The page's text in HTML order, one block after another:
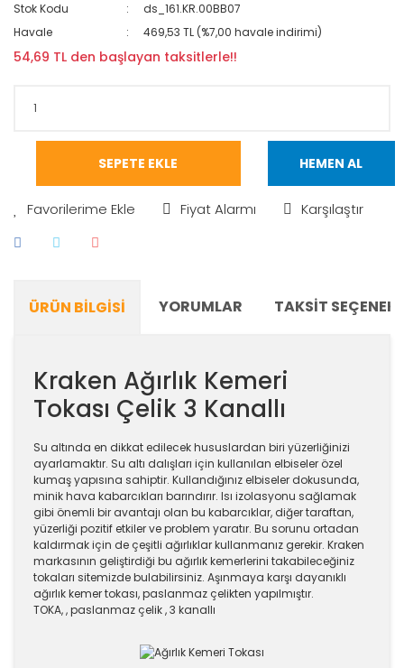
Stok Kodu
ds_161.KR.00BB07
Havale
469,53 TL (%7,00 havale indirimi)
54,69 TL den başlayan taksitlerle!!
SEPETE EKLE HEMEN AL
Fiyat Alarmı Karşılaştır
ÜRÜN BILGISI YORUMLAR TAKSIT
Kraken Ağırlık Kemeri
Tokası Çelik 3 Kanallı
Su altında en dikkat edilecek hususlardan biri yüzerliğinizi
ayarlamaktır. Su altı dalışları için kullanılan elbiseler özel
kumaş yapısına sahiptir. Kullandığınız elbiseler dokusunda,
minik hava kabarcıkları barındırır. Isı izolasyonu sağlamak
gibi önemli bir avantajı olan bu kabarcıklar, diğer taraftan,
yüzerliği pozitif etkiler ve problem yaratır. Bu sorunu ortadan
kaldırmak için de çeşitli ağırlıklar kullanmanız gerekir. Kraken
markasının geliştirdiği bu ağırlık kemerlerini takabileceğiniz
tokaları sitemizde bulabilirsiniz. Aşınmaya karşı dayanıklı
ağırlık kemer tokası, paslanmaz çelikten yapılmıştır.
TOKA, , paslanmaz çelik , 3 kanallı